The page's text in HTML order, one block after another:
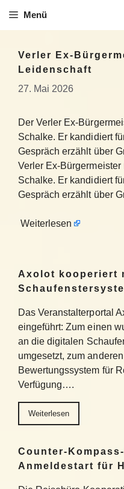
Inhalt
Menü
Verler Ex-
Leidenschaft
27. Mai 2026
Der Verler Ex-
Schalke. Er kandidiert
Gespräch erzählt über
Verler Ex-
Schalke. Er kandidiert
Gespräch erzählt über
Weiterlesen
Axolot kooperiert
Das Veranstalterportal
eingeführt: Zum einen
an die digitalen
umgesetzt, zum
Bewertungssystem für
Verfügung….
Weiterlesen
Counter-
Anmeldestart für